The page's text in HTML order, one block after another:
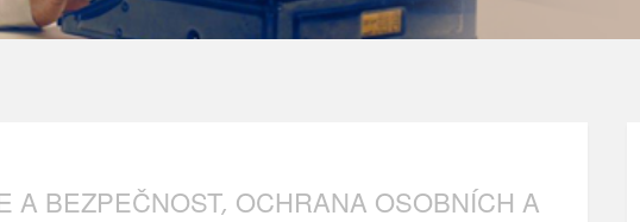
A BEZPEČNOST, OCHRANA OSOBNÍCH A